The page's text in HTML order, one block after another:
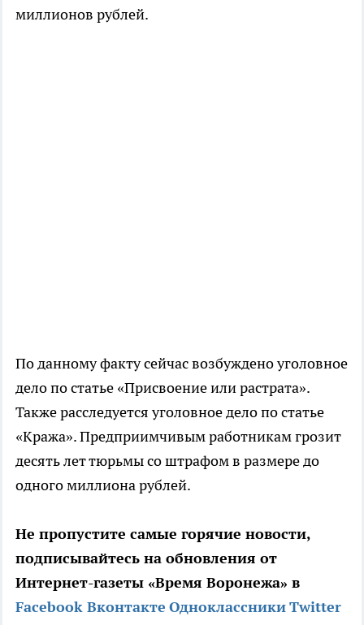
миллионов рублей.
По данному факту сейчас возбуждено уголовное
дело по статье «Присвоение или растрата».
Также расследуется уголовное дело по статье
«Кража». Предприимчивым работникам грозит
десять лет тюрьмы со штрафом в размере до
одного миллиона рублей.
Не пропустите самые горячие новости,
подписывайтесь на обновления от
Интернет-газеты «Время Воронежа» в
Facebook Вконтакте ОдноклассникиTwitter